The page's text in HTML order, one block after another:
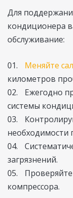
Для
кондиционера
обслуживание:
Меняйте
километров
Ежегодно
системы
необходимости
загрязнений.
компрессора.